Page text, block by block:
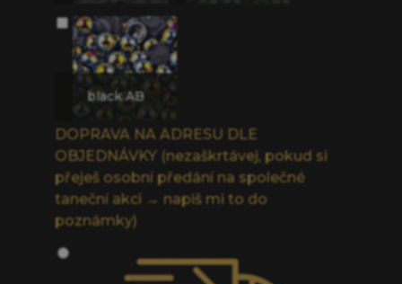
black AB
DOPRAVA NA ADRESU DLE
OBJEDNÁVKY (nezaškrtávej, pokud si
přeješ osobní předání na společné
taneční akci → napiš mi to do
poznámky)